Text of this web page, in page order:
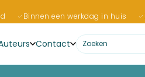
Binnen een werkdag in huis
Contact